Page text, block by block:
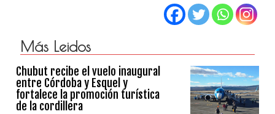
Más Leidos
Chubut recibe el vuelo inaugural
entre Córdoba y Esquel y
fortalece la promoción turística
de la cordillera